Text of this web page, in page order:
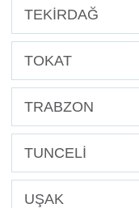
TEKİRDAĞ
TOKAT
TRABZON
TUNCELİ
UŞAK